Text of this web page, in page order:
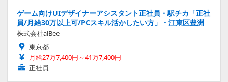
ゲーム向けUIデザイナーアシスタント正社員・駅チカ「正社
員/月給30万以上可/PCスキル活かしたい方」・江東区豊洲
株式会社alBee
東京都
月給27万7,400円～41万7,400円
正社員